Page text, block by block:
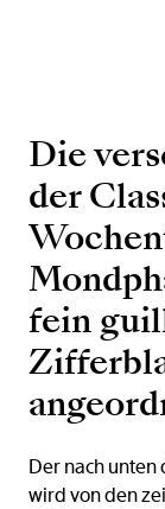
Die
der
fein
Der nach
wird von den